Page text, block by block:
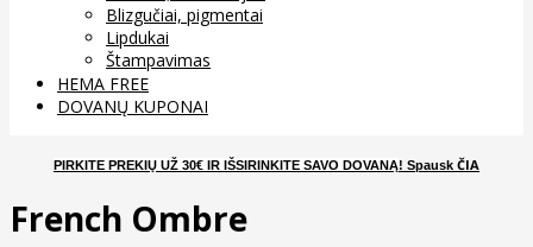
Blizgučiai, pigmentai
Lipdukai
Štampavimas
HEMA FREE
DOVANŲ KUPONAI
PIRKITE PREKIŲ UŽ 30€ IR IŠSIRINKITE SAVO DOVANĄ! Spausk ČIA
French Ombre